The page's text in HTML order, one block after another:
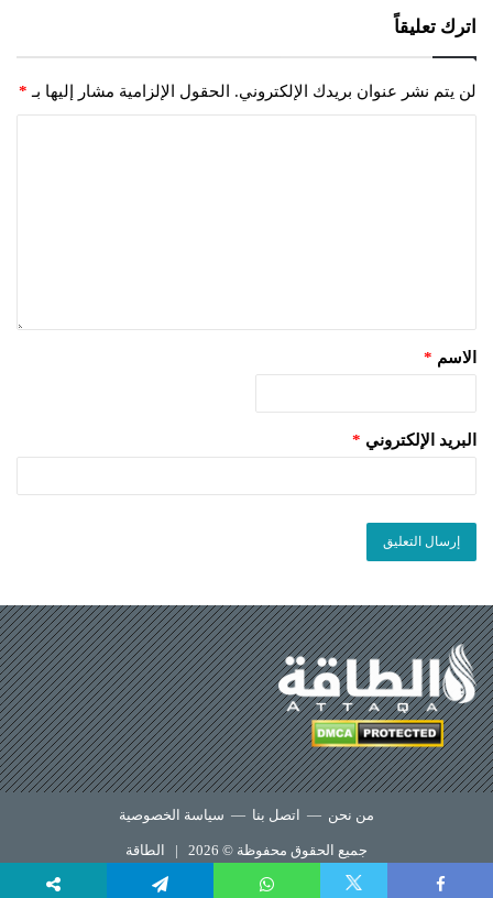
اترك تعليقاً
لن يتم نشر عنوان بريدك الإلكتروني. الحقول الإلزامية مشار إليها بـ *
الاسم *
البريد الإلكتروني *
من نحن — اتصل بنا — سياسة الخصوصية
جميع الحقوق محفوظة © 2026 | الطاقة